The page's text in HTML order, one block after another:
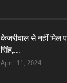
केजरीवाल से नहीं मिल
सिंह,...
April 11, 2024